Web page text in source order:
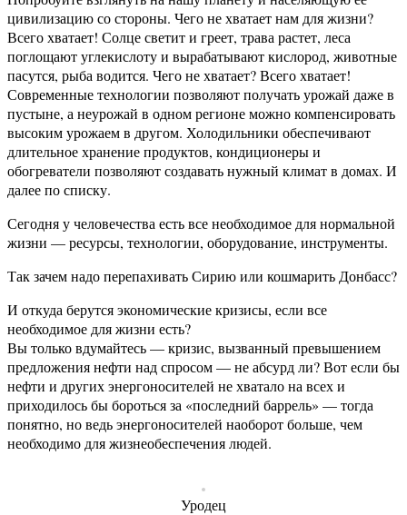
цивилизацию со стороны. Чего не хватает нам для жизни?
Всего хватает! Солце светит и греет, трава растет, леса
поглощают углекислоту и вырабатывают кислород, животные
пасутся, рыба водится. Чего не хватает? Всего хватает!
Современные технологии позволяют получать урожай даже в
пустыне, а неурожай в одном регионе можно компенсировать
высоким урожаем в другом. Холодильники обеспечивают
длительное хранение продуктов, кондиционеры и
обогреватели позволяют создавать нужный климат в домах. И
далее по списку.
Сегодня у человечества есть все необходимое для нормальной
жизни — ресурсы, технологии, оборудование, инструменты.
Так зачем надо перепахивать Сирию или кошмарить Донбасс?
И откуда берутся экономические кризисы, если все
необходимое для жизни есть?
Вы только вдумайтесь — кризис, вызванный превышением
предложения нефти над спросом — не абсурд ли? Вот если бы
нефти и других энергоносителей не хватало на всех и
приходилось бы бороться за «последний баррель» — тогда
понятно, но ведь энергоносителей наоборот больше, чем
необходимо для жизнеобеспечения людей.
Уродец